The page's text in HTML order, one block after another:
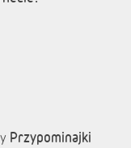
Przypominajki